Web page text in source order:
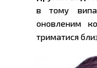
в тому
оновленим
триматися